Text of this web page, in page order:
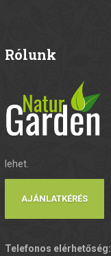
Rólunk
lehet.
AJÁNLATKÉRÉS
Telefonos elérhetőség: